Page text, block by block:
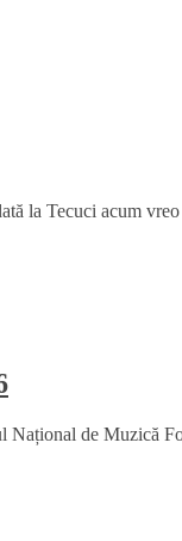
la Tecuci acum
Național de Muzică